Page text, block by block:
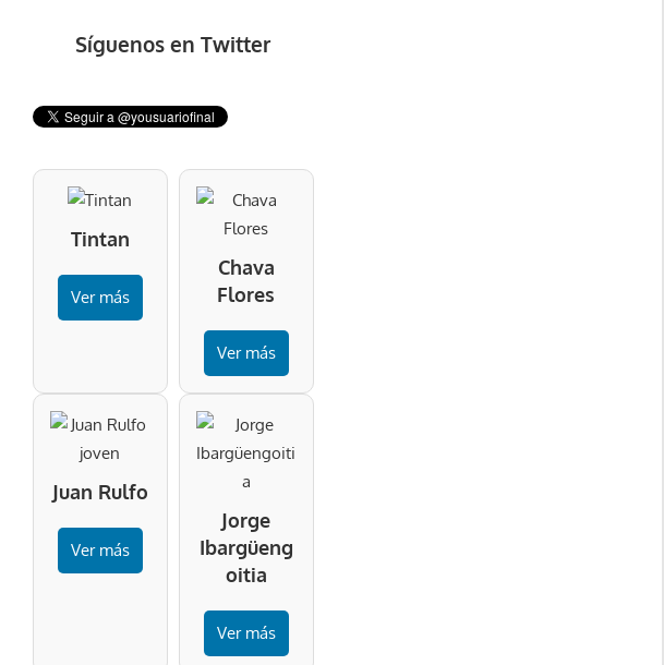
Síguenos en Twitter
Tintan
Ver más
Chava
Flores
Ver más
Juan Rulfo
Ver más
Jorge
Ibargüeng
oitia
Ver más